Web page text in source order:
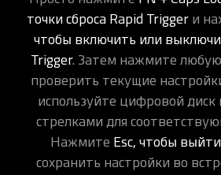
точки сброса Rapid Trigger и
чтобы включить или
Trigger. Затем нажмите
проверить текущие
используйте цифровой диск
стрелками для
Нажмите Esc, чтобы выйти
сохранить настройки во